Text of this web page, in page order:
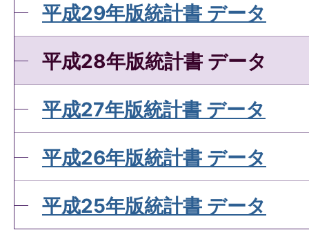
平成29年版統計書 データ
平成28年版統計書 データ
平成27年版統計書 データ
平成26年版統計書 データ
平成25年版統計書 データ